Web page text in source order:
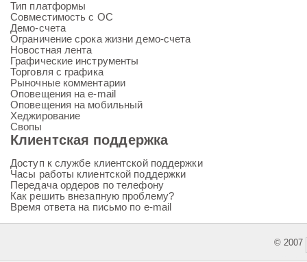
Тип платформы
Совместимость с ОС
Демо-счета
Ограничение срока жизни демо-счета
Новостная лента
Графические инструменты
Торговля с графика
Рыночные комментарии
Оповещения на e-mail
Оповещения на мобильный
Хеджирование
Свопы
Клиентская поддержка
Доступ к службе клиентской поддержки
Часы работы клиентской поддержки
Передача ордеров по телефону
Как решить внезапную проблему?
Время ответа на письмо по e-mail
© 2007